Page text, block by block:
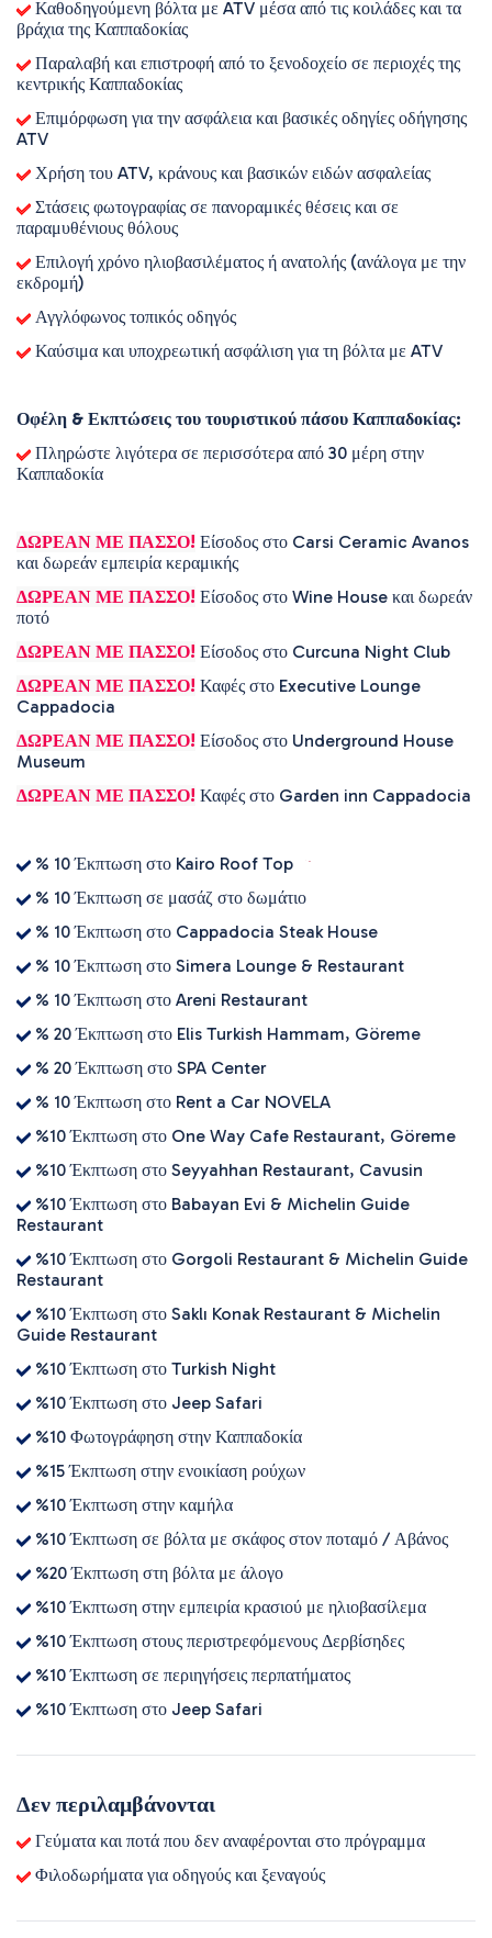
Καθοδηγούμενη βόλτα με ATV μέσα από τις κοιλάδες και τα
βράχια της Καππαδοκίας
Παραλαβή και επιστροφή από το ξενοδοχείο σε περιοχές της
κεντρικής Καππαδοκίας
Επιμόρφωση για την ασφάλεια και βασικές οδηγίες οδήγησης
ATV
Χρήση του ATV, κράνους και βασικών ειδών ασφαλείας
Στάσεις φωτογραφίας σε πανοραμικές θέσεις και σε
παραμυθένιους θόλους
Επιλογή χρόνο ηλιοβασιλέματος ή ανατολής (ανάλογα με την
εκδρομή)
Αγγλόφωνος τοπικός οδηγός
Καύσιμα και υποχρεωτική ασφάλιση για τη βόλτα με ATV
Οφέλη & Εκπτώσεις του τουριστικού πάσου Καππαδοκίας:
Πληρώστε λιγότερα σε περισσότερα από 30 μέρη στην
Καππαδοκία
ΔΩΡΕΑΝ ΜΕ ΠΑΣΣΟ! Είσοδος στο Carsi Ceramic Avanos
και δωρεάν εμπειρία κεραμικής
ΔΩΡΕΑΝ ΜΕ ΠΑΣΣΟ! Είσοδος στο Wine House και δωρεάν
ποτό
ΔΩΡΕΑΝ ΜΕ ΠΑΣΣΟ! Είσοδος στο Curcuna Night Club
ΔΩΡΕΑΝ ΜΕ ΠΑΣΣΟ! Καφές στο Executive Lounge
Cappadocia
ΔΩΡΕΑΝ ΜΕ ΠΑΣΣΟ! Είσοδος στο Underground House
Museum
ΔΩΡΕΑΝ ΜΕ ΠΑΣΣΟ! Καφές στο Garden inn Cappadocia
% 10 Έκπτωση στο Kairo Roof Top
% 10 Έκπτωση σε μασάζ στο δωμάτιο
% 10 Έκπτωση στο Cappadocia Steak House
% 10 Έκπτωση στο Simera Lounge & Restaurant
% 10 Έκπτωση στο Areni Restaurant
% 20 Έκπτωση στο Elis Turkish Hammam, Göreme
% 20 Έκπτωση στο SPA Center
% 10 Έκπτωση στο Rent a Car NOVELA
%10 Έκπτωση στο One Way Cafe Restaurant, Göreme
%10 Έκπτωση στο Seyyahhan Restaurant, Cavusin
%10 Έκπτωση στο Babayan Evi & Michelin Guide
Restaurant
%10 Έκπτωση στο Gorgoli Restaurant & Michelin Guide
Restaurant
%10 Έκπτωση στο Saklı Konak Restaurant & Michelin
Guide Restaurant
%10 Έκπτωση στο Turkish Night
%10 Έκπτωση στο Jeep Safari
%10 Φωτογράφηση στην Καππαδοκία
%15 Έκπτωση στην ενοικίαση ρούχων
%10 Έκπτωση στην καμήλα
%10 Έκπτωση σε βόλτα με σκάφος στον ποταμό / Αβάνος
%20 Έκπτωση στη βόλτα με άλογο
%10 Έκπτωση στην εμπειρία κρασιού με ηλιοβασίλεμα
%10 Έκπτωση στους περιστρεφόμενους Δερβίσηδες
%10 Έκπτωση σε περιηγήσεις περπατήματος
%10 Έκπτωση στο Jeep Safari
Δεν περιλαμβάνονται
Γεύματα και ποτά που δεν αναφέρονται στο πρόγραμμα
Φιλοδωρήματα για οδηγούς και ξεναγούς